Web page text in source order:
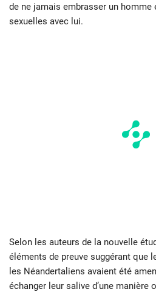
de ne jamais embrasser un homme
sexuelles avec lui.
Selon les auteurs de la nouvelle
éléments de preuve suggérant que
les Néandertaliens avaient été
échanger leur salive d’une manière